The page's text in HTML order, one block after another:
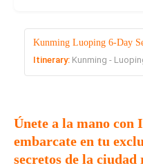
Kunming Luoping 6-Day
Itinerary: Kunming -
Únete a la mano
embarcate en tu
secretos de la ciudad